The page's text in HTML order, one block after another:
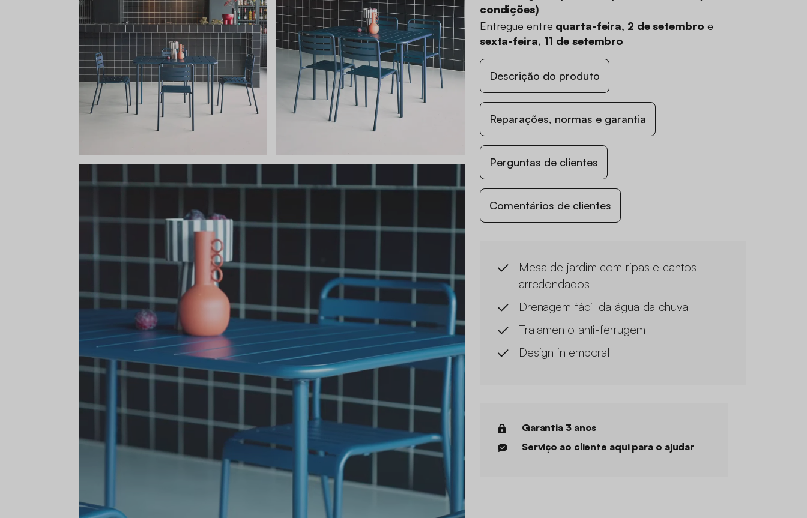
condições)
Entregue entre quarta-feira, 2 de setembro e
sexta-feira, 11 de setembro
Descrição do produto
Reparações, normas e garantia
Perguntas de clientes
Comentários de clientes
Mesa de jardim com ripas e cantos
arredondados
Drenagem fácil da água da chuva
Tratamento anti-ferrugem
Design intemporal
Garantia 3 anos
Serviço ao cliente aqui para o ajudar